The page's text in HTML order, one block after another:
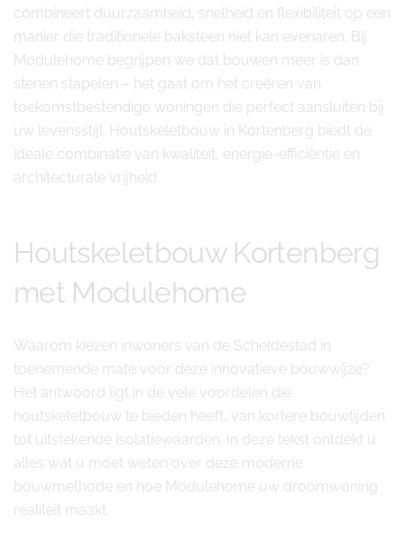
combineert duurzaamheid, snelheid en flexibiliteit op een
manier die traditionele baksteen niet kan evenaren. Bij
Modulehome begrijpen we dat bouwen meer is dan
stenen stapelen – het gaat om het creëren van
toekomstbestendige woningen die perfect aansluiten bij
uw levensstijl. Houtskeletbouw in Kortenberg biedt de
ideale combinatie van kwaliteit, energie-efficiëntie en
architecturale vrijheid.
Houtskeletbouw Kortenberg
met Modulehome
Waarom kiezen inwoners van de Scheldestad in
toenemende mate voor deze innovatieve bouwwijze?
Het antwoord ligt in de vele voordelen die
houtskeletbouw te bieden heeft, van kortere bouwtijden
tot uitstekende isolatiewaarden. In deze tekst ontdekt u
alles wat u moet weten over deze moderne
bouwmethode en hoe Modulehome uw droomwoning
realiteit maakt.